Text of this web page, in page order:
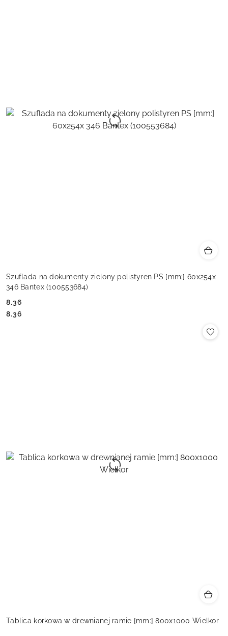
Szuflada na dokumenty zielony polistyren PS [mm:] 60x254x
346 Bantex (100553684)
Cena:
8.36
Cena:
8.36
Tablica korkowa w drewnianej ramie [mm:] 800x1000 Wielkor